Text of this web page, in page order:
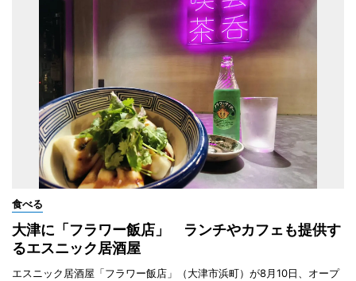
食べる
大津に「フラワー飯店」 ランチやカフェも提供す
るエスニック居酒屋
エスニック居酒屋「フラワー飯店」（大津市浜町）が8月10日、オープ